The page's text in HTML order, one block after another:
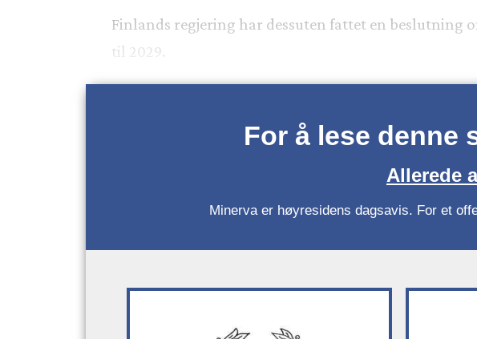
Finlands regjering har dessuten fattet en beslutning
til 2029.
For å lese denne
Allerede
Minerva er høyresidens dagsavis. For et